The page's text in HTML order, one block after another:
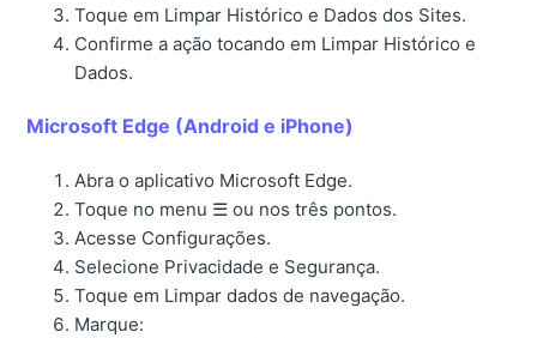
Toque em Limpar Histórico e Dados dos Sites.
Confirme a ação tocando em Limpar Histórico e
Dados.
Microsoft Edge (Android e iPhone)
Abra o aplicativo Microsoft Edge.
Toque no menu ☰ ou nos três pontos.
Acesse Configurações.
Selecione Privacidade e Segurança.
Toque em Limpar dados de navegação.
Marque: